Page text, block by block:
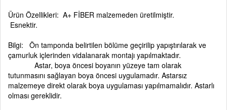
Ürün Özellikleri: A+ FİBER malzemeden üretilmiştir.
Esnektir.
Bilgi: Ön tamponda belirtilen bölüme geçirilip yapıştırılarak ve
çamurluk içlerinden vidalanarak montajı yapılmaktadır.
Astar, boya öncesi boyanın yüzeye tam olarak
tutunmasını sağlayan boya öncesi uygulamadır. Astarsız
malzemeye direkt olarak boya uygulaması yapılmamalıdır. Astarlı
olması gereklidir.